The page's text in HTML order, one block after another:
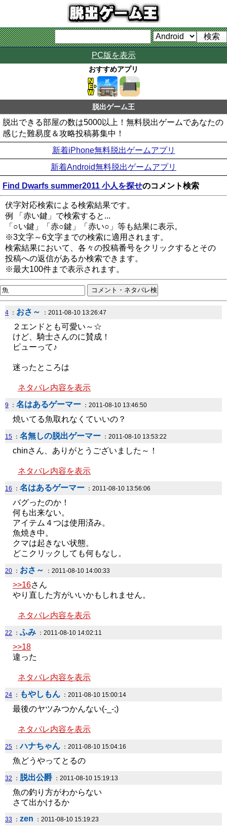
PC版を表示
おすすめアプリ
脱出ゲーム王
脱出できる部屋の数は5000以上！無料脱出ゲームであなたの
感じた難易度＆攻略投稿募集中！
新着iPhone無料脱出ゲームアプリ
新着Android無料脱出ゲームアプリ
Find Dwarfs summer2011 小人を探せのコメント検索
伏字対応検索による検索結果です。
例 「赤い鍵」で検索すると...
「○い鍵」「赤○鍵」「赤い○」等も結果に表示。
※3文字～6文字までの検索に適用されます。
検索結果において、各々の投稿番号をクリックするとその
投稿への返信があるか検索できます。
※最大100件まで表示されます。
4 ： おさ～ ：2011-08-10 13:26:47
２エンドとも可愛い～☆
けど、騎士さんのに賛成！
ピューって♪
迷ったところは
ネタバレ内容を表示
9 ： 名はあるゲーマー ：2011-08-10 13:46:50
焼いてる魚取れなくていいの？
15 ： 名無しの脱出ゲーマー ：2011-08-10 13:53:22
chinさん、ありがとうございました～！
ネタバレ内容を表示
16 ： 名はあるゲーマー ：2011-08-10 13:56:06
バグったのか！
何も出来ない。
アイテム４つは使用済み。
魚焼き中。
クマは起きない状態。
どこクリックしても何もなし。
20 ： おさ～ ：2011-08-10 14:00:33
>>16さん
やり直した方がいいかもしれません。
ネタバレ内容を表示
22 ： ふみ ：2011-08-10 14:02:11
>>18
違った
ネタバレ内容を表示
24 ： もやしもん ：2011-08-10 15:00:14
最後のヤツみつかんない(-_-;)
ネタバレ内容を表示
25 ：ハナちゃん ：2011-08-10 15:04:16
魚どうやってとるの
32 ： 脱出公爵 ：2011-08-10 15:19:13
魚の釣り方がわからない
さて出かけるか
33 ： zen ：2011-08-10 15:19:23